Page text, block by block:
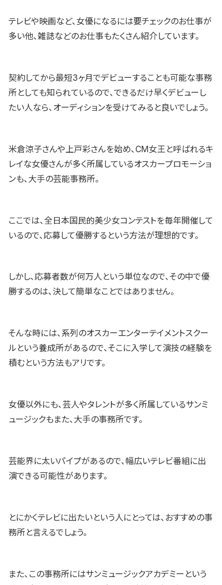
テレビや映画など、女優になるには要チェックのお仕事が
多い他、雑誌などのお仕事もたくさん紹介しています。
契約してから最短3ヶ月でデビューすることも可能な事務
所としても知られているので、できるだけ早くデビューし
たい人なら、オーディションを受けてみると良いでしょう。
米倉涼子さんや上戸彩さんを始め、CM女王と呼ばれるキ
レイな女優さんが多く所属しているオスカープロモーショ
ンも、大手の芸能事務所。
ここでは、全日本国民的美少女コンテストを毎年開催して
いるので、応募して優勝するという方法が理想的です。
しかし、応募者数が何万人という単位なので、その中で優
勝するのは、決して簡単なことではありません。
そんな時には、系列のオスカーエンターテイメントスクー
ルという養成所があるので、そこに入学して演技の経験を
積むという方法もアリです。
女優以外にも、芸人やタレントが多く所属しているサンミ
ュージックもまた、大手の事務所です。
芸能界に太いパイプがあるので、幅広いテレビ番組に出
演できる可能性があります。
とにかくテレビに出たいという人にとっては、おすすめの事
務所と言えるでしょう。
また、この事務所にはサンミュージックアカデミーという